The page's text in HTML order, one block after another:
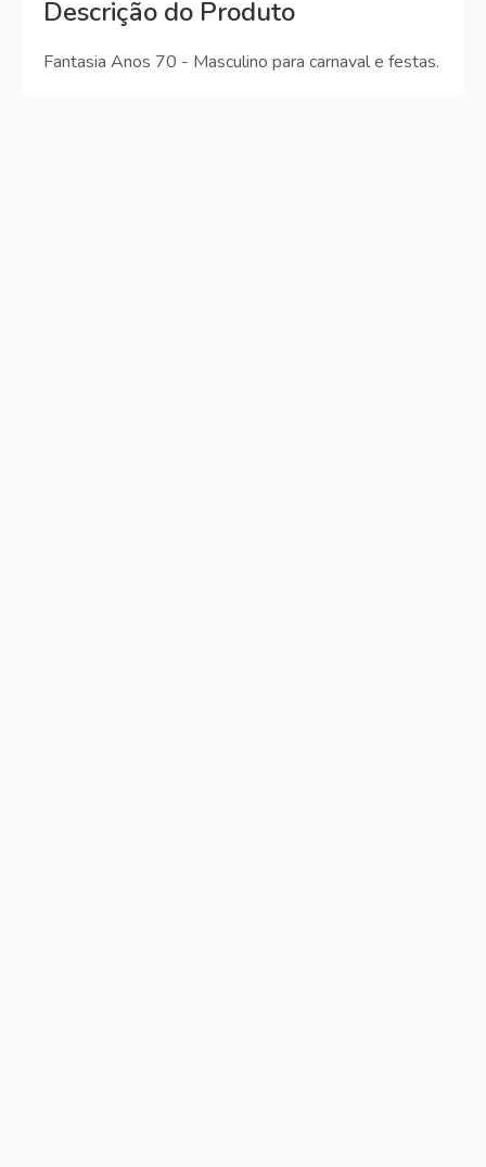
Descrição do Produto
Fantasia Anos 70 - Masculino para carnaval e festas.